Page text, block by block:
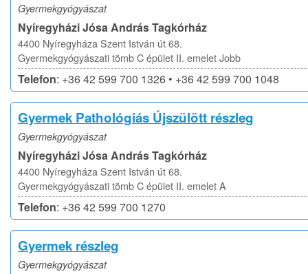
Gyermekgyógyászat
Nyíregyházi Jósa András Tagkórház
4400 Nyíregyháza Szent István út 68.
Gyermekgyógyászati tömb C épület II. emelet Jobb
Telefon: +36 42 599 700 1326 • +36 42 599 700 1048
Gyermek Pathológiás Újszülött részleg
Gyermekgyógyászat
Nyíregyházi Jósa András Tagkórház
4400 Nyíregyháza Szent István út 68.
Gyermekgyógyászati tömb C épület II. emelet A
Telefon: +36 42 599 700 1270
Gyermek részleg
Gyermekgyógyászat